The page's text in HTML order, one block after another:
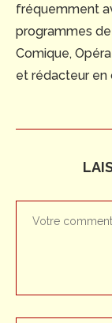
fréquemment
programmes
Comique,
et rédacteur en